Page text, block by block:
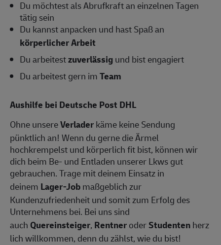
Du möchtest als Abrufkraft an einzelnen Tagen
tätig sein
Du kannst anpacken und hast Spaß an
körperlicher Arbeit
Du arbeitestzuverlässigund bist engagiert
Du arbeitest gern imTeam
Aushilfe bei Deutsche Post DHL
Ohne unsereVerladerkäme keine Sendung
pünktlich an! Wenn du gerne die Ärmel
hochkrempelst und körperlich fit bist, können wir
dich beim Be- und Entladen unserer Lkws gut
gebrauchen. Trage mit deinem Einsatz in
deinem Lager-Jobmaßgeblich zur
Kundenzufriedenheit und somit zum Erfolg des
Unternehmens bei. Bei uns sind
auch Quereinsteiger, RentneroderStudentenherz
lich willkommen, denn du zählst, wie du bist!